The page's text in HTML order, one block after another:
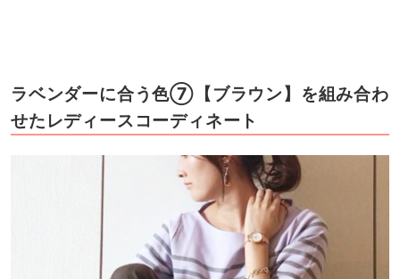
ラベンダーに合う色⑦【ブラウン】を組み合わ
せたレディースコーディネート